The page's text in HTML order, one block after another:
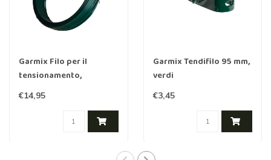
Garmix Filo per il
tensionamento,
plastificato, verde 3,1
mm 50 m
€14,95
Garmix Tendifilo 95 mm,
verdi
€3,45